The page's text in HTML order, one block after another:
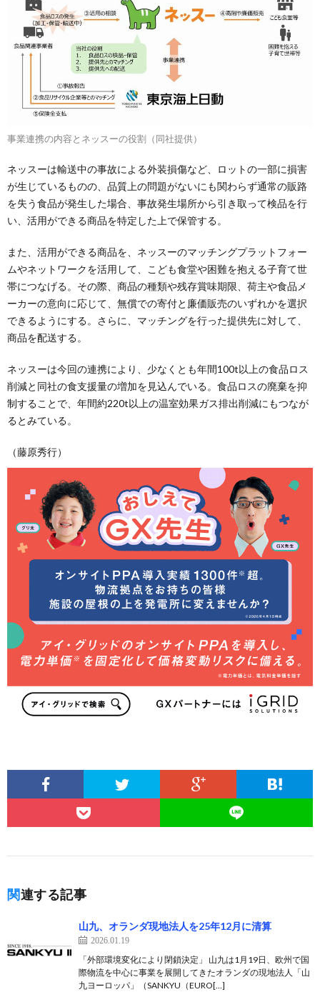
事業連携の内容とネッスーの役割（同社提供）
ネッスーは輸送中の事故による外装損傷など、ロットの一部に損害
が生じているものの、品質上の問題がないにも関わらず通常の販路
を失う食品が発生した場合、事故発生場所から引き取って検品を行
い、活用ができる商品を特定した上で保管する。
また、活用ができる商品を、ネッスーのマッチングプラットフォー
ムやネットワークを活用して、こども食堂や困難を抱える子育て世
帯につなげる。その際、商品の種類や残存賞味期限、荷主や食品メ
ーカーの意向に応じて、無償での寄付と廉価販売のいずれかを選択
できるようにする。さらに、マッチングを行った提供先に対して、
商品を配送する。
ネッスーは今回の連携により、少なくとも年間100t以上の食品ロス
削減と同社の食支援量の増加を見込んでいる。食品ロスの廃棄を抑
制することで、年間約220t以上の温室効果ガス排出削減にもつなが
るとみている。
（藤原秀行）
関連する記事
山九、オランダ現地法人を25年12月に清算
2026.01.19
「外部環境変化により閉鎖決定」 山九は1月19日、欧州で国
際物流を中心に事業を展開してきたオランダの現地法人「山
九ヨーロッパ」（SANKYU（EURO[…]